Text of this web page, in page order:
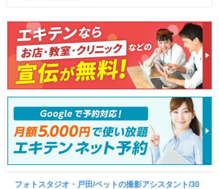
フォトスタジオ・戸田/ペットの撮影アシスタント/30